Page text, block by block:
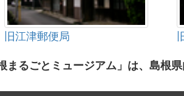
旧江津郵便局
まるごとミュージアム」は、島根